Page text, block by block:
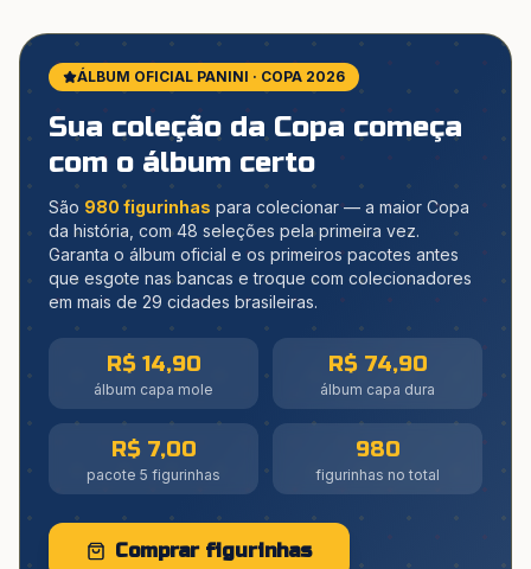
ÁLBUM OFICIAL PANINI · COPA 2026
Sua coleção da Copa começa
com o álbum certo
São 980 figurinhas para colecionar — a maior Copa
da história, com 48 seleções pela primeira vez.
Garanta o álbum oficial e os primeiros pacotes antes
que esgote nas bancas e troque com colecionadores
em mais de 29 cidades brasileiras.
R$ 14,90
álbum capa mole
R$ 74,90
álbum capa dura
R$ 7,00
pacote 5 figurinhas
980
figurinhas no total
Comprar figurinhas